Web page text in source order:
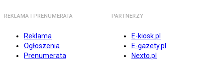
REKLAMA I PRENUMERATA
Reklama
Ogłoszenia
Prenumerata
PARTNERZY
E-kiosk.pl
E-gazety.pl
Nexto.pl